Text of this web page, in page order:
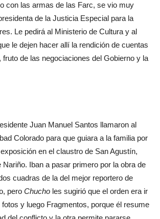
con las armas de las Farc, se vio muy
de la Justicia Especial para la
Le pedirá al Ministerio de Cultura y al
le dejen hacer allí la rendición de cuentas
de las negociaciones del Gobierno y la
Juan Manuel Santos llamaron al
Colorado para que guiara a la familia por
en el claustro de San Agustín,
Nariño. Iban a pasar primero por la obra de
cuadras de la del mejor reportero de
pero Chucho les sugirió que el orden era ir
y luego Fragmentos, porque él resume